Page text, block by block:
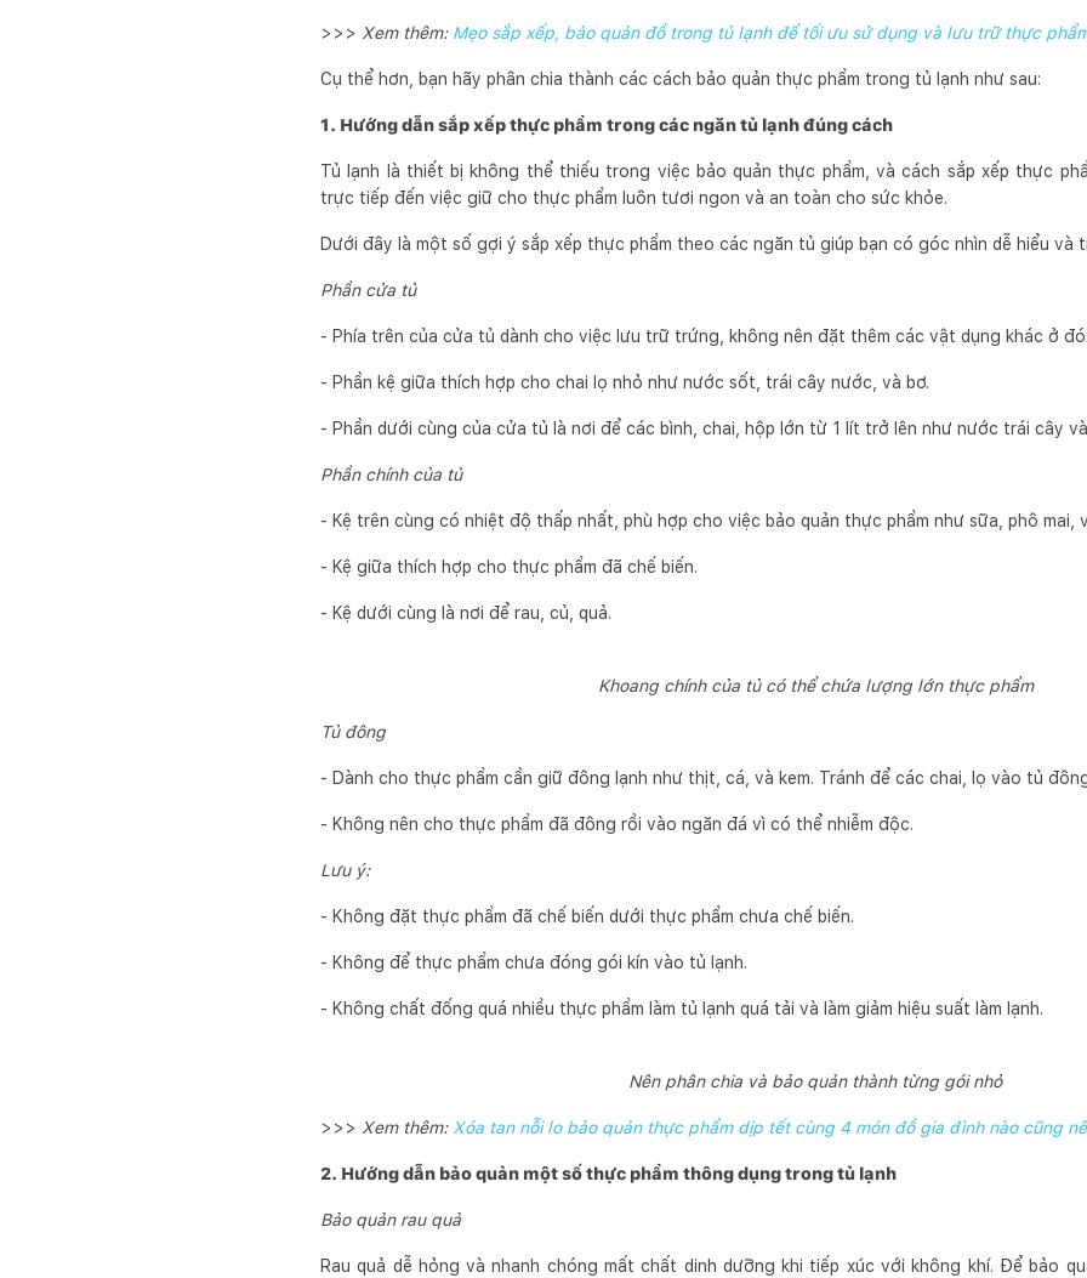
>>> Xem thêm: Mẹo sắp xếp, bảo quản đồ trong tủ lạnh để tối ưu sử dụng và lưu trữ thực
Cụ thể hơn, bạn hãy phân chia thành các cách bảo quản thực phẩm trong tủ lạnh như sau:
1. Hướng dẫn sắp xếp thực phẩm trong các ngăn tủ lạnh đúng cách
Tủ lạnh là thiết bị không thể thiếu trong việc bảo quản thực phẩm, và cách sắp xếp thực
trực tiếp đến việc giữ cho thực phẩm luôn tươi ngon và an toàn cho sức khỏe.
Dưới đây là một số gợi ý sắp xếp thực phẩm theo các ngăn tủ giúp bạn có góc nhìn dễ hiểu và
Phần cửa tủ
- Phía trên của cửa tủ dành cho việc lưu trữ trứng, không nên đặt thêm các vật dụng khác ở đó.
- Phần kệ giữa thích hợp cho chai lọ nhỏ như nước sốt, trái cây nước, và bơ.
- Phần dưới cùng của cửa tủ là nơi để các bình, chai, hộp lớn từ 1 lít trở lên như nước trái cây
Phần chính của tủ
- Kệ trên cùng có nhiệt độ thấp nhất, phù hợp cho việc bảo quản thực phẩm như sữa, phô mai,
- Kệ giữa thích hợp cho thực phẩm đã chế biến.
- Kệ dưới cùng là nơi để rau, củ, quả.
Khoang chính của tủ có thể chứa lượng lớn thực phẩm
Tủ đông
- Dành cho thực phẩm cần giữ đông lạnh như thịt, cá, và kem. Tránh để các chai, lọ vào tủ
- Không nên cho thực phẩm đã đông rồi vào ngăn đá vì có thể nhiễm độc.
Lưu ý:
- Không đặt thực phẩm đã chế biến dưới thực phẩm chưa chế biến.
- Không để thực phẩm chưa đóng gói kín vào tủ lạnh.
- Không chất đống quá nhiều thực phẩm làm tủ lạnh quá tải và làm giảm hiệu suất làm lạnh.
Nên phân chia và bảo quản thành từng gói nhỏ
>>> Xem thêm: Xóa tan nỗi lo bảo quản thực phẩm dịp tết cùng 4 món đồ gia đình nào cũng
2. Hướng dẫn bảo quản một số thực phẩm thông dụng trong tủ lạnh
Bảo quản rau quả
Rau quả dễ hỏng và nhanh chóng mất chất dinh dưỡng khi tiếp xúc với không khí. Để bảo